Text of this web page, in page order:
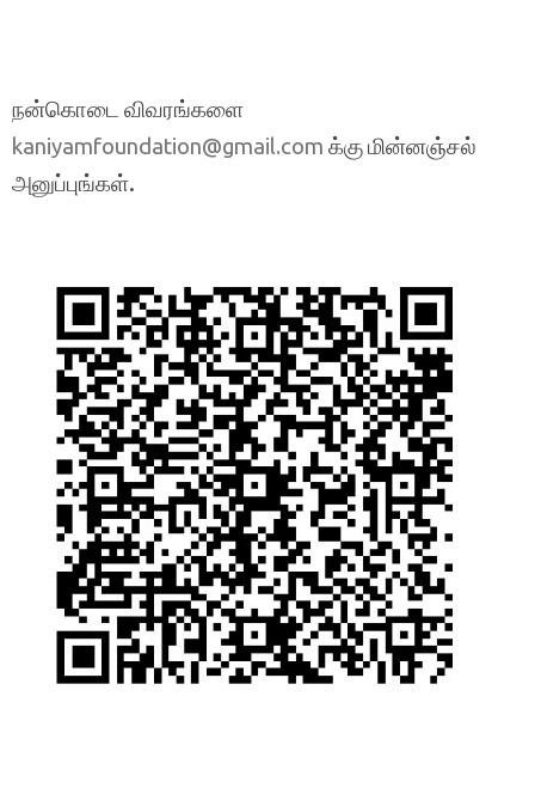
நன்கொடை விவரங்களை
kaniyamfoundation@gmail.com க்கு மின்னஞ்சல்
அனுப்புங்கள்.